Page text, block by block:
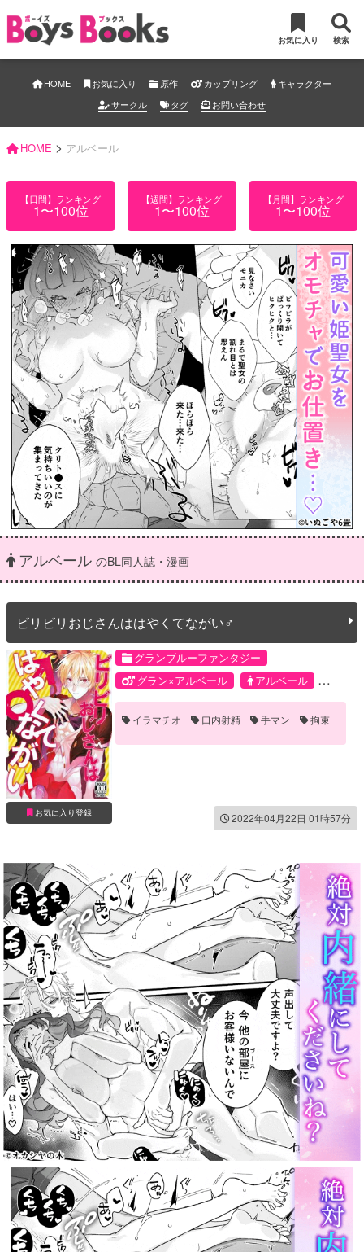
お気に入り 検索
HOME お気に入り 原作 カップリング
キャラクター
サークル
タグ お問い合わせ
HOME > アルベール
【日間】ランキング
1〜100位
【週間】ランキング
1〜100位
【月間】ランキング
1〜100位
アルベール のBL同人誌・漫画
ビリビリおじさんははやくてながい♂
お気に入り登録
グランブルーファンタジー
グラン×アルベール
アルベール
グラン
イラマチオ 口内射精 手マン 拘束
2022年04月22日 01時57分